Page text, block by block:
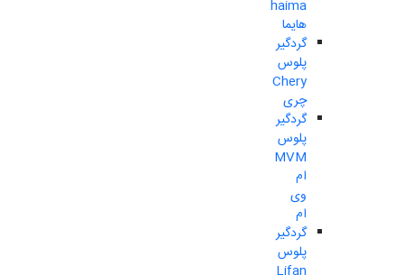
haima
هایما
گردگیر
پلوس
Chery
چری
گردگیر
پلوس
MVM
ام
وی
ام
گردگیر
پلوس